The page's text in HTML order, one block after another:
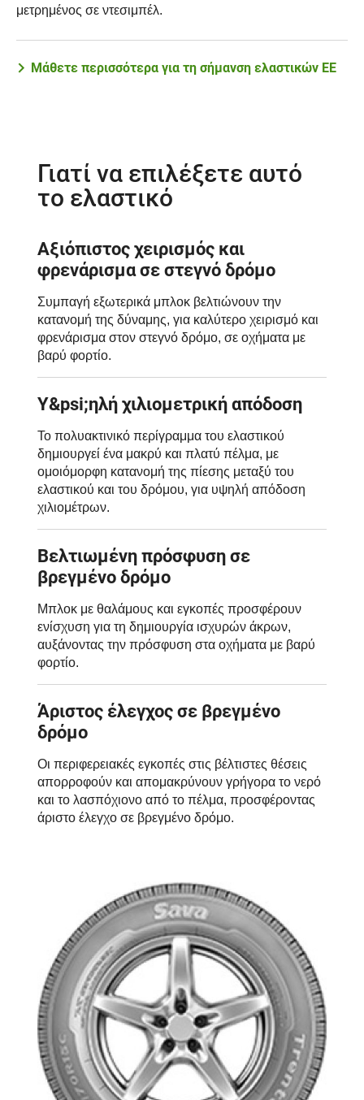
μετρημένος σε ντεσιμπέλ.
Μάθετε περισσότερα για τη σήμανση ελαστικών ΕΕ
Γιατί να επιλέξετε αυτό
το ελαστικό
Αξιόπιστος χειρισμός και
φρενάρισμα σε στεγνό δρόμο
Συμπαγή εξωτερικά μπλοκ βελτιώνουν την
κατανομή της δύναμης, για καλύτερο χειρισμό και
φρενάρισμα στον στεγνό δρόμο, σε οχήματα με
βαρύ φορτίο.
Υ&psi;ηλή χιλιομετρική απόδοση
Το πολυακτινικό περίγραμμα του ελαστικού
δημιουργεί ένα μακρύ και πλατύ πέλμα, με
ομοιόμορφη κατανομή της πίεσης μεταξύ του
ελαστικού και του δρόμου, για υψηλή απόδοση
χιλιομέτρων.
Βελτιωμένη πρόσφυση σε
βρεγμένο δρόμο
Μπλοκ με θαλάμους και εγκοπές προσφέρουν
ενίσχυση για τη δημιουργία ισχυρών άκρων,
αυξάνοντας την πρόσφυση στα οχήματα με βαρύ
φορτίο.
Άριστος έλεγχος σε βρεγμένο
δρόμο
Οι περιφερειακές εγκοπές στις βέλτιστες θέσεις
απορροφούν και απομακρύνουν γρήγορα το νερό
και το λασπόχιονο από το πέλμα, προσφέροντας
άριστο έλεγχο σε βρεγμένο δρόμο.